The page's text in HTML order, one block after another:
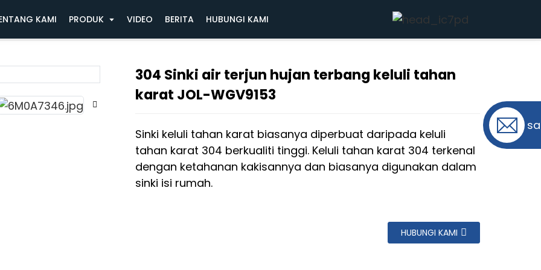
KAMI PRODUK VIDEO BERITA HUBUNGI KAMI
Sinki air terjun hujan terbang keluli tahan karat JOL-WGV9153
Loading...
Loading...
304 Sinki air terjun hujan terbang keluli tahan
karat JOL-WGV9153
Sinki keluli tahan karat biasanya diperbuat daripada keluli
tahan karat 304 berkualiti tinggi. Keluli tahan karat 304 terkenal
dengan ketahanan kakisannya dan biasanya digunakan dalam
sinki isi rumah.
HUBUNGI KAMI